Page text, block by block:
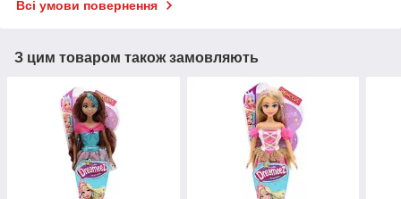
Всі умови повернення
З цим товаром також замовляють